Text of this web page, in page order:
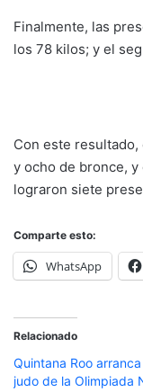
Finalmente, las
los 78 kilos; y el
Con este
y ocho de bronce, y
lograron siete
Comparte esto:
WhatsApp
Relacionado
Quintana Roo
judo de la Olimpiada